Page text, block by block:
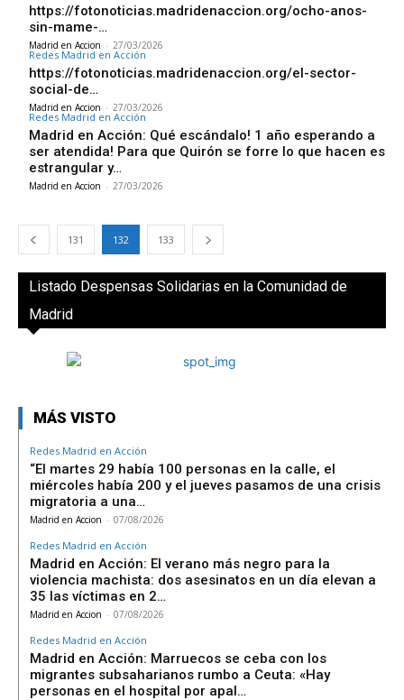
https://fotonoticias.madridenaccion.org/ocho-anos-
sin-mame-…
Madrid en Accion - 27/03/2026
Redes Madrid en Acción
https://fotonoticias.madridenaccion.org/el-sector-
social-de…
Madrid en Accion - 27/03/2026
Redes Madrid en Acción
Madrid en Acción: Qué escándalo! 1 año esperando a
ser atendida! Para que Quirón se forre lo que hacen es
estrangular y…
Madrid en Accion - 27/03/2026
131 132 133
Listado Despensas Solidarias en la Comunidad de
Madrid
MÁS VISTO
Redes Madrid en Acción
“El martes 29 había 100 personas en la calle, el
miércoles había 200 y el jueves pasamos de una crisis
migratoria a una…
Madrid en Accion - 07/08/2026
Redes Madrid en Acción
Madrid en Acción: El verano más negro para la
violencia machista: dos asesinatos en un día elevan a
35 las víctimas en 2…
Madrid en Accion - 07/08/2026
Redes Madrid en Acción
Madrid en Acción: Marruecos se ceba con los
migrantes subsaharianos rumbo a Ceuta: «Hay
personas en el hospital por apal…